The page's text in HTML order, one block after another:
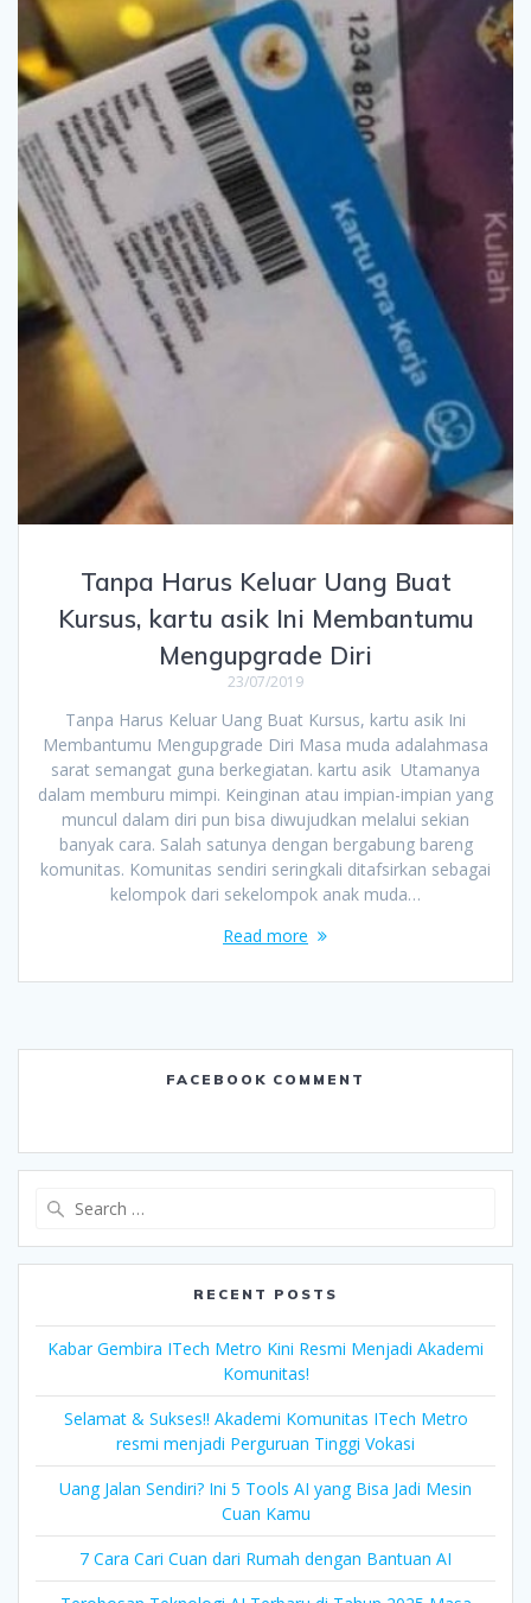
Tanpa Harus Keluar Uang Buat
Kursus, kartu asik Ini Membantumu
Mengupgrade Diri
23/07/2019
Tanpa Harus Keluar Uang Buat Kursus, kartu asik Ini
Membantumu Mengupgrade Diri Masa muda adalahmasa
sarat semangat guna berkegiatan. kartu asik Utamanya
dalam memburu mimpi. Keinginan atau impian-impian yang
muncul dalam diri pun bisa diwujudkan melalui sekian
banyak cara. Salah satunya dengan bergabung bareng
komunitas. Komunitas sendiri seringkali ditafsirkan sebagai
kelompok dari sekelompok anak muda…
Read more
FACEBOOK COMMENT
RECENT POSTS
Kabar Gembira ITech Metro Kini Resmi Menjadi Akademi
Komunitas!
Selamat & Sukses!! Akademi Komunitas ITech Metro
resmi menjadi Perguruan Tinggi Vokasi
Uang Jalan Sendiri? Ini 5 Tools AI yang Bisa Jadi Mesin
Cuan Kamu
7 Cara Cari Cuan dari Rumah dengan Bantuan AI